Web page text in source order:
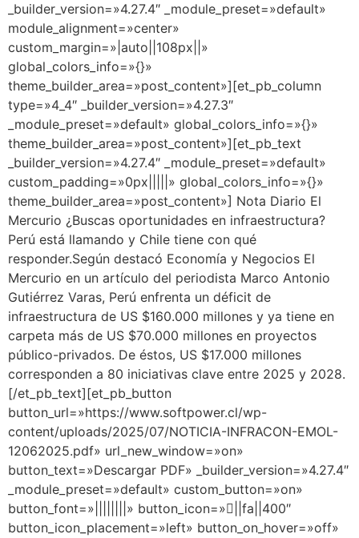
_builder_version=»4.27.4″ _module_preset=»default»
module_alignment=»center»
custom_margin=»|auto||108px||»
global_colors_info=»{}»
theme_builder_area=»post_content»][et_pb_column
type=»4_4″ _builder_version=»4.27.3″
_module_preset=»default» global_colors_info=»{}»
theme_builder_area=»post_content»][et_pb_text
_builder_version=»4.27.4″ _module_preset=»default»
custom_padding=»0px|||||» global_colors_info=»{}»
theme_builder_area=»post_content»] Nota Diario El
Mercurio ¿Buscas oportunidades en infraestructura?
Perú está llamando y Chile tiene con qué
responder.Según destacó Economía y Negocios El
Mercurio en un artículo del periodista Marco Antonio
Gutiérrez Varas, Perú enfrenta un déficit de
infraestructura de US $160.000 millones y ya tiene en
carpeta más de US $70.000 millones en proyectos
público-privados. De éstos, US $17.000 millones
corresponden a 80 iniciativas clave entre 2025 y 2028.
[/et_pb_text][et_pb_button
button_url=»https://www.softpower.cl/wp-
content/uploads/2025/07/NOTICIA-INFRACON-EMOL-
12062025.pdf» url_new_window=»on»
button_text=»Descargar PDF» _builder_version=»4.27.4″
_module_preset=»default» custom_button=»on»
button_font=»||||||||» button_icon=»||fa||400″
button_icon_placement=»left» button_on_hover=»off»